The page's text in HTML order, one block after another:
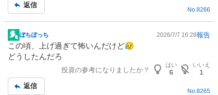
事
返信
No.8266
掲
示
板
ぼちぼっち 2026/7/7 16:28報告
この頃、上げ過ぎて怖いんだけど😥
どうしたんだろ
投資の参考になりましたか？
はい
6
いいえ
1
返信
No. 8265